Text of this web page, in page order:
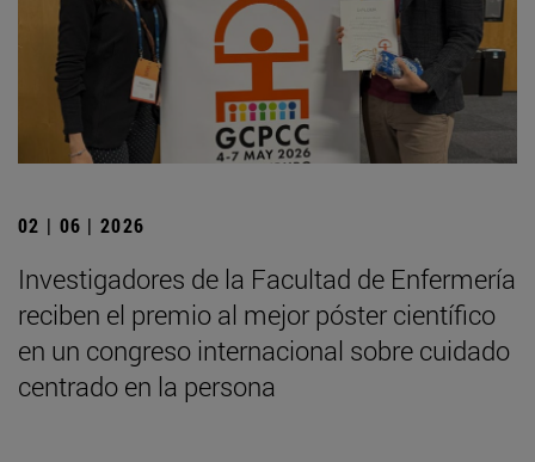
02 | 06 | 2026
Investigadores de la Facultad de Enfermería
reciben el premio al mejor póster científico
en un congreso internacional sobre cuidado
centrado en la persona